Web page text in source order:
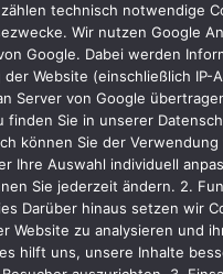
technisch notwendige
Wir nutzen Google
Google. Dabei werden
Website (einschließlich IP-
Server von Google
finden Sie in unserer
können Sie der Verwendung
Ihre Auswahl individuell
Sie jederzeit ändern. 2.
Darüber hinaus setzen wir
Website zu analysieren und
hilft uns, unsere Inhalte